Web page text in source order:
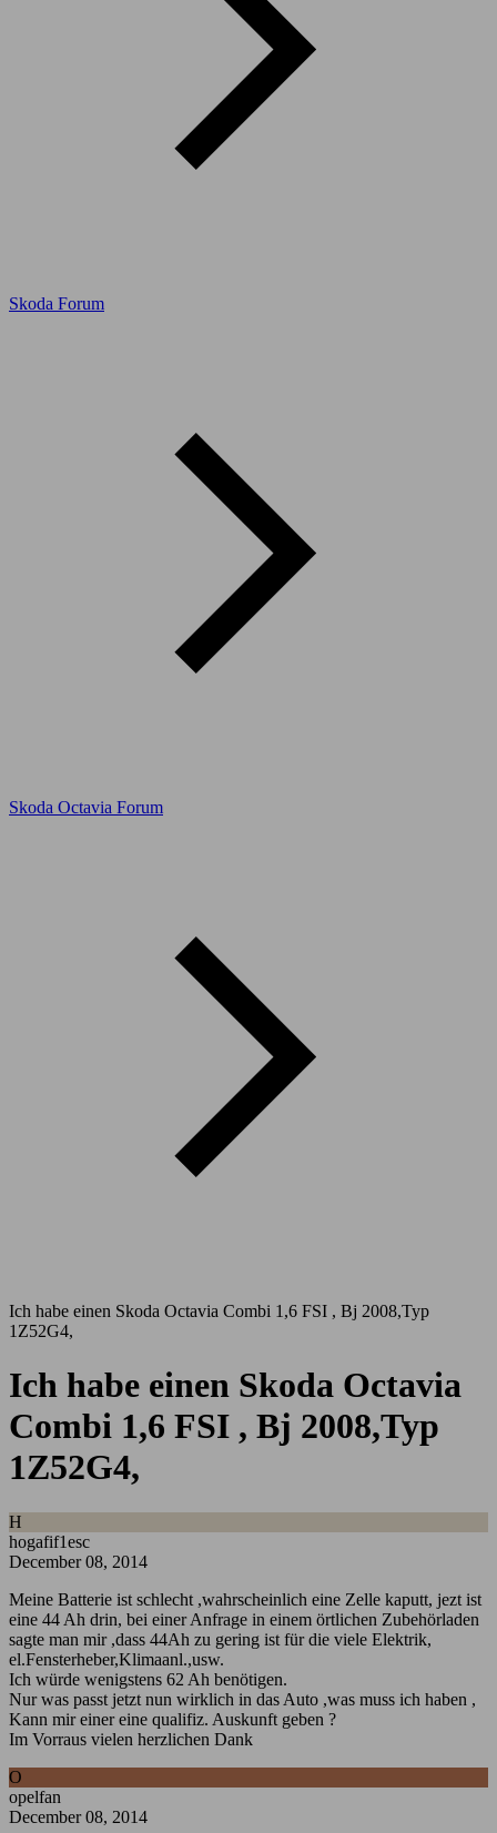
Skoda Forum
Skoda Octavia Forum
Ich habe einen Skoda Octavia Combi 1,6 FSI , Bj 2008,Typ
1Z52G4,
Ich habe einen Skoda Octavia
Combi 1,6 FSI , Bj 2008,Typ
1Z52G4,
H
hogafif1esc
December 08, 2014
Meine Batterie ist schlecht ,wahrscheinlich eine Zelle kaputt, jezt ist
eine 44 Ah drin, bei einer Anfrage in einem örtlichen Zubehörladen
sagte man mir ,dass 44Ah zu gering ist für die viele Elektrik,
el.Fensterheber,Klimaanl.,usw.
Ich würde wenigstens 62 Ah benötigen.
Nur was passt jetzt nun wirklich in das Auto ,was muss ich haben ,
Kann mir einer eine qualifiz. Auskunft geben ?
Im Vorraus vielen herzlichen Dank
O
opelfan
December 08, 2014